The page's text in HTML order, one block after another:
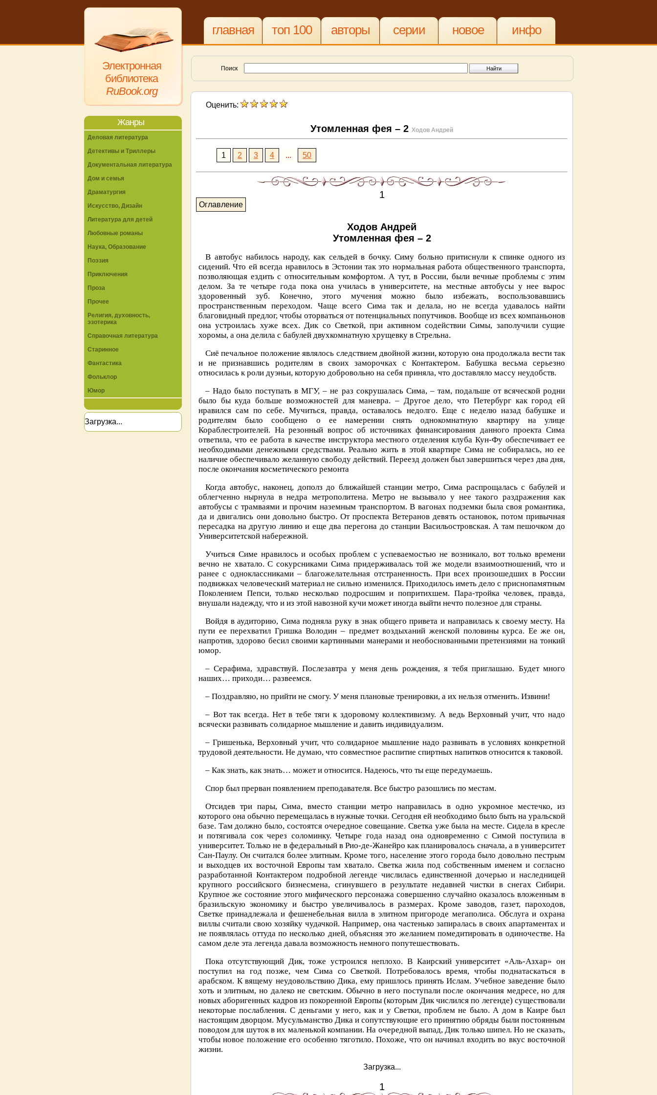
Электронная
библиотека
RuBook.org
главная топ 100 авторы серии новое инфо
Поиск
Оценить:
Утомленная фея – 2 Ходов Андрей
1 2 3 4 ... 50
1
Оглавление
Ходов Андрей
Утомленная фея – 2
В автобус набилось народу, как сельдей в бочку. Симу больно притиснули к спинке одного из
сидений. Что ей всегда нравилось в Эстонии так это нормальная работа общественного транспорта,
позволяющая ездить с относительным комфортом. А тут, в России, были вечные проблемы с этим
делом. За те четыре года пока она училась в университете, на местные автобусы у нее вырос
здоровенный зуб. Конечно, этого мучения можно было избежать, воспользовавшись
пространственным переходом. Чаще всего Сима так и делала, но не всегда удавалось найти
благовидный предлог, чтобы оторваться от потенциальных попутчиков. Вообще из всех компаньонов
она устроилась хуже всех. Дик со Светкой, при активном содействии Симы, заполучили сущие
хоромы, а она делила с бабулей двухкомнатную хрущевку в Стрельна.
Сиё печальное положение являлось следствием двойной жизни, которую она продолжала вести так
и не признавшись родителям в своих заморочках с Контактером. Бабушка весьма серьезно
относилась к роли дуэньи, которую добровольно на себя приняла, что доставляло массу неудобств.
– Надо было поступать в МГУ, – не раз сокрушалась Сима, – там, подальше от всяческой родни
было бы куда больше возможностей для маневра. – Другое дело, что Петербург как город ей
нравился сам по себе. Мучиться, правда, оставалось недолго. Еще с неделю назад бабушке и
родителям было сообщено о ее намерении снять однокомнатную квартиру на улице
Кораблестроителей. На резонный вопрос об источниках финансирования данного проекта Сима
ответила, что ее работа в качестве инструктора местного отделения клуба Кун-Фу обеспечивает ее
необходимыми денежными средствами. Реально жить в этой квартире Сима не собиралась, но ее
наличие обеспечивало желанную свободу действий. Переезд должен был завершиться через два дня,
после окончания косметического ремонта
Когда автобус, наконец, дополз до ближайшей станции метро, Сима распрощалась с бабулей и
облегченно нырнула в недра метрополитена. Метро не вызывало у нее такого раздражения как
автобусы с трамваями и прочим наземным транспортом. В вагонах подземки была своя романтика,
да и двигались они довольно быстро. От проспекта Ветеранов девять остановок, потом привычная
пересадка на другую линию и еще два перегона до станции Васильостровская. А там пешочком до
Университетской набережной.
Учиться Симе нравилось и особых проблем с успеваемостью не возникало, вот только времени
вечно не хватало. С сокурсниками Сима придерживалась той же модели взаимоотношений, что и
ранее с одноклассниками – благожелательная отстраненность. При всех произошедших в России
подвижках человеческий материал не сильно изменился. Приходилось иметь дело с приснопамятным
Поколением Пепси, только несколько подросшим и попритихшем. Пара-тройка человек, правда,
внушали надежду, что и из этой навозной кучи может иногда выйти нечто полезное для страны.
Войдя в аудиторию, Сима подняла руку в знак общего привета и направилась к своему месту. На
пути ее перехватил Гришка Володин – предмет воздыханий женской половины курса. Ее же он,
напротив, здорово бесил своими картинными манерами и необоснованными претензиями на тонкий
юмор.
– Серафима, здравствуй. Послезавтра у меня день рождения, я тебя приглашаю. Будет много
наших… приходи… развеемся.
– Поздравляю, но прийти не смогу. У меня плановые тренировки, а их нельзя отменить. Извини!
– Вот так всегда. Нет в тебе тяги к здоровому коллективизму. А ведь Верховный учит, что надо
всячески развивать солидарное мышление и давить индивидуализм.
– Гришенька, Верховный учит, что солидарное мышление надо развивать в условиях конкретной
трудовой деятельности. Не думаю, что совместное распитие спиртных напитков относится к таковой.
– Как знать, как знать… может и относится. Надеюсь, что ты еще передумаешь.
Спор был прерван появлением преподавателя. Все быстро разошлись по местам.
Отсидев три пары, Сима, вместо станции метро направилась в одно укромное местечко, из
которого она обычно перемещалась в нужные точки. Сегодня ей необходимо было быть на уральской
базе. Там должно было, состоятся очередное совещание. Светка уже была на месте. Сидела в кресле
и потягивала сок через соломинку. Четыре года назад она одновременно с Симой поступила в
университет. Только не в федеральный в Рио-де-Жанейро как планировалось сначала, а в университет
Сан-Паулу. Он считался более элитным. Кроме того, население этого города было довольно пестрым
и выходцев их восточной Европы там хватало. Светка жила под собственным именем и согласно
разработанной Контактером подробной легенде числилась единственной дочерью и наследницей
крупного российского бизнесмена, сгинувшего в результате недавней чистки в снегах Сибири.
Крупное же состояние этого мифического персонажа совершенно случайно оказалось вложенным в
бразильскую экономику и быстро увеличивалось в размерах. Кроме заводов, газет, пароходов,
Светке принадлежала и фешенебельная вилла в элитном пригороде мегаполиса. Обслуга и охрана
виллы считали свою хозяйку чудачкой. Например, она частенько запиралась в своих апартаментах и
не появлялась оттуда по несколько дней, объясняя это желанием помедитировать в одиночестве. На
самом деле эта легенда давала возможность немного попутешествовать.
Пока отсутствующий Дик, тоже устроился неплохо. В Каирский университет «Аль-Азхар» он
поступил на год позже, чем Сима со Светкой. Потребовалось время, чтобы поднатаскаться в
арабском. К вящему неудовольствию Дика, ему пришлось принять Ислам. Учебное заведение было
хоть и элитным, но далеко не светским. Обычно в него поступали после окончания медресе, но для
новых аборигенных кадров из покоренной Европы (которым Дик числился по легенде) существовали
некоторые послабления. С деньгами у него, как и у Светки, проблем не было. А дом в Каире был
настоящим дворцом. Мусульманство Дика и сопутствующие его принятию обряды были постоянным
поводом для шуток в их маленькой компании. На очередной выпад, Дик только шипел. Но не сказать,
чтобы новое положение его особенно тяготило. Похоже, что он начинал входить во вкус восточной
жизни.
Загрузка...
1
Жанры
Деловая литература
Детективы и Триллеры
Документальная литература
Дом и семья
Драматургия
Искусство, Дизайн
Литература для детей
Любовные романы
Наука, Образование
Поэзия
Приключения
Проза
Прочее
Религия, духовность,
эзотерика
Справочная литература
Старинное
Фантастика
Фольклор
Юмор
Загрузка...